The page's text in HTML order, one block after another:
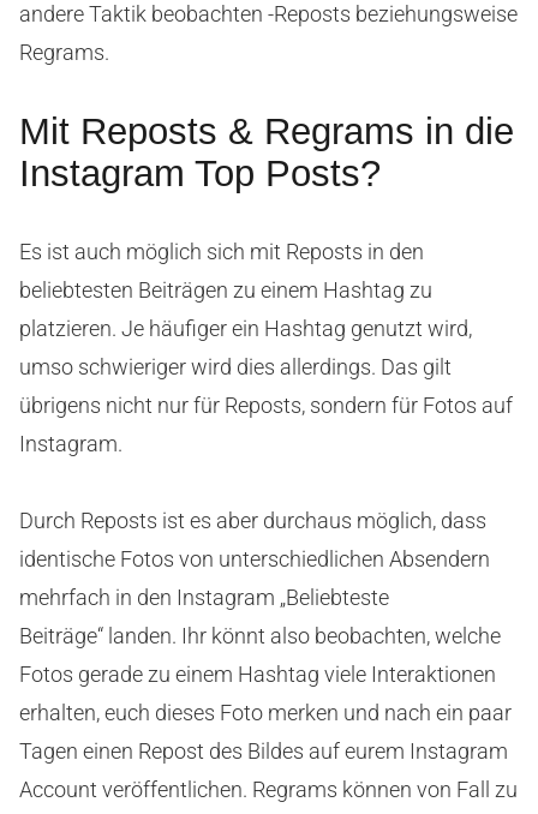
andere Taktik beobachten -Reposts beziehungsweise
Regrams.
Mit Reposts & Regrams in die
Instagram Top Posts?
Es ist auch möglich sich mit Reposts in den
beliebtesten Beiträgen zu einem Hashtag zu
platzieren. Je häufiger ein Hashtag genutzt wird,
umso schwieriger wird dies allerdings. Das gilt
übrigens nicht nur für Reposts, sondern für Fotos auf
Instagram.
Durch Reposts ist es aber durchaus möglich, dass
identische Fotos von unterschiedlichen Absendern
mehrfach in den Instagram „Beliebteste
Beiträge“ landen. Ihr könnt also beobachten, welche
Fotos gerade zu einem Hashtag viele Interaktionen
erhalten, euch dieses Foto merken und nach ein paar
Tagen einen Repost des Bildes auf eurem Instagram
Account veröffentlichen. Regrams können von Fall zu